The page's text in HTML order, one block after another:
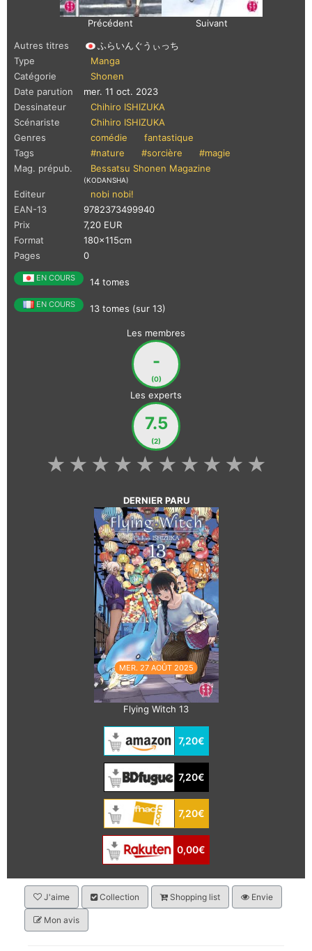
Précédent
Suivant
Autres titres
ふらいんぐうぃっち
Type
Manga
Catégorie
Shonen
Date parution
mer. 11 oct. 2023
Dessinateur
Chihiro ISHIZUKA
Scénariste
Chihiro ISHIZUKA
Genres
comédie
fantastique
Tags
#nature #sorcière
#magie
Mag. prépub.
Bessatsu Shonen Magazine
(KODANSHA)
Editeur
nobi nobi!
EAN-13
9782373499940
Prix
7,20 EUR
Format
180x115cm
Pages
0
EN COURS 14 tomes
EN COURS 13 tomes (sur 13)
Les membres
-
(0)
Les experts
7.5
(2)
★
★
★
★
★
★
★
★
★
★
DERNIER PARU
MER. 27 AOÛT 2025
Flying Witch 13
7,20€
7,20€
7,20€
0,00€
J'aime Collection Shopping list Envie
Mon avis